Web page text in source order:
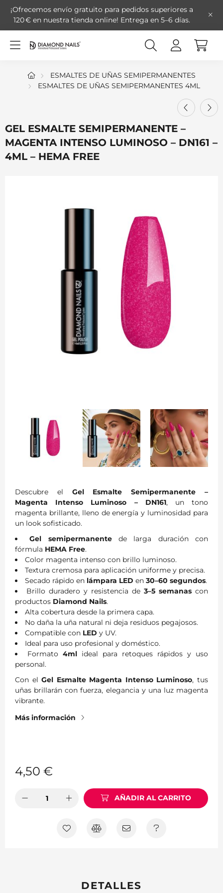
¡Ofrecemos envío gratuito para pedidos superiores a
120 € en nuestra tienda online! Entrega en 5–6 días.
ESMALTES DE UÑAS SEMIPERMANENTES
ESMALTES DE UÑAS SEMIPERMANENTES 4ML
GEL ESMALTE SEMIPERMANENTE –
MAGENTA INTENSO LUMINOSO – DN161 –
4ML – HEMA FREE
Descubre el Gel Esmalte Semipermanente –
Magenta Intenso Luminoso – DN161, un tono
magenta brillante, lleno de energía y luminosidad para
un look sofisticado.
Gel semipermanentede larga duración con
fórmula HEMA Free.
Color magenta intenso con brillo luminoso.
Textura cremosa para aplicación uniforme y precisa.
Secado rápido en lámpara LED en 30–60 segundos.
Brillo duradero y resistencia de 3–5 semanas con
productos Diamond Nails.
Alta cobertura desde la primera capa.
No daña la uña natural ni deja residuos pegajosos.
Compatible con LED y UV.
Ideal para uso profesional y doméstico.
Formato 4ml ideal para retoques rápidos y uso
personal.
Con elGel Esmalte Magenta Intenso Luminoso, tus
uñas brillarán con fuerza, elegancia y una luz magenta
vibrante.
Más información
4,50 €
AÑADIR AL CARRITO
DETALLES